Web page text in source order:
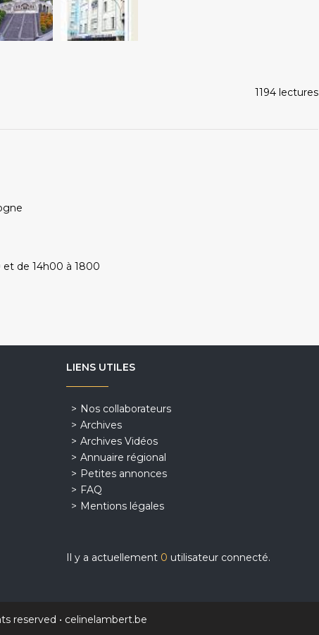
1194 lectures
de 14h00 à 1800
LIENS UTILES
Nos collaborateurs
Archives
Archives Vidéos
Annuaire régional
Petites annonces
FAQ
Mentions légales
Il y a actuellement 0 utilisateur connecté.
reserved • celinelambert.be